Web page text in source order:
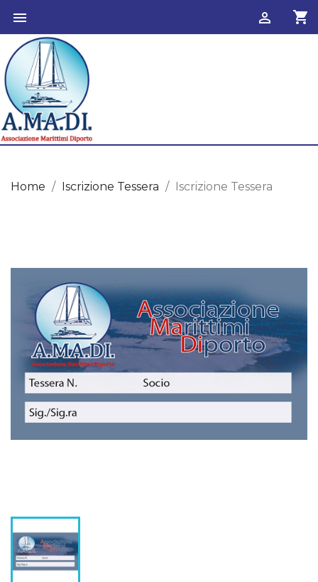
 shopping_cart

Home Iscrizione Tessera Iscrizione Tessera